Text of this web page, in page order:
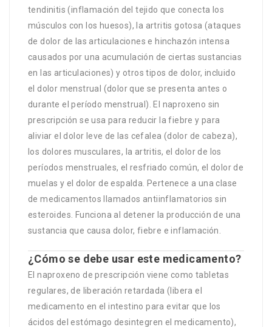
tendinitis (inflamación del tejido que conecta los
músculos con los huesos), la artritis gotosa (ataques
de dolor de las articulaciones e hinchazón intensa
causados por una acumulación de ciertas sustancias
en las articulaciones) y otros tipos de dolor, incluido
el dolor menstrual (dolor que se presenta antes o
durante el período menstrual). El naproxeno sin
prescripción se usa para reducir la fiebre y para
aliviar el dolor leve de las cefalea (dolor de cabeza),
los dolores musculares, la artritis, el dolor de los
períodos menstruales, el resfriado común, el dolor de
muelas y el dolor de espalda. Pertenece a una clase
de medicamentos llamados antiinflamatorios sin
esteroides. Funciona al detener la producción de una
sustancia que causa dolor, fiebre e inflamación.
¿Cómo se debe usar este medicamento?
El naproxeno de prescripción viene como tabletas
regulares, de liberación retardada (libera el
medicamento en el intestino para evitar que los
ácidos del estómago desintegren el medicamento),